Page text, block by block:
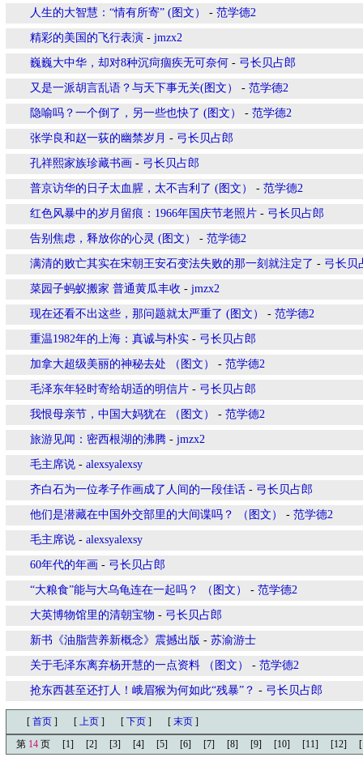
人生的大智慧：“情有所寄” (图文） - 范学德2
精彩的美国的飞行表演 - jmzx2
巍巍大中华，却对8种沉疴痼疾无可奈何 - 弓长贝占郎
又是一派胡言乱语？与天下事无关(图文） - 范学德2
隐喻吗？一个倒了，另一些也快了 (图文） - 范学德2
张学良和赵一荻的幽禁岁月 - 弓长贝占郎
孔祥熙家族珍藏书画 - 弓长贝占郎
普京访华的日子太血腥，太不吉利了 (图文） - 范学德2
红色风暴中的岁月留痕：1966年国庆节老照片 - 弓长贝占郎
告别焦虑，释放你的心灵 (图文） - 范学德2
满清的败亡其实在宋朝王安石变法失败的那一刻就注定了 - 弓长贝
菜园子蚂蚁搬家 普通黄瓜丰收 - jmzx2
现在还看不出这些，那问题就太严重了 (图文） - 范学德2
重温1982年的上海：真诚与朴实 - 弓长贝占郎
加拿大超级美丽的神秘去处 （图文） - 范学德2
毛泽东年轻时寄给胡适的明信片 - 弓长贝占郎
我恨母亲节，中国大妈犹在 （图文） - 范学德2
旅游见闻：密西根湖的沸腾 - jmzx2
毛主席说 - alexsyalexsy
齐白石为一位孝子作画成了人间的一段佳话 - 弓长贝占郎
他们是潜藏在中国外交部里的大间谍吗？ （图文） - 范学德2
毛主席说 - alexsyalexsy
60年代的年画 - 弓长贝占郎
“大粮食”能与大乌龟连在一起吗？ （图文） - 范学德2
大英博物馆里的清朝宝物 - 弓长贝占郎
新书《油脂营养新概念》震撼出版 - 苏渝游士
关于毛泽东离弃杨开慧的一点资料 （图文） - 范学德2
抢东西甚至还打人！峨眉猴为何如此“残暴”？ - 弓长贝占郎
[ 首页 ] [ 上页 ] [ 下页 ] [ 末页 ]
第 14 页 [1] [2] [3] [4] [5] [6] [7] [8] [9] [10] [11] [12]